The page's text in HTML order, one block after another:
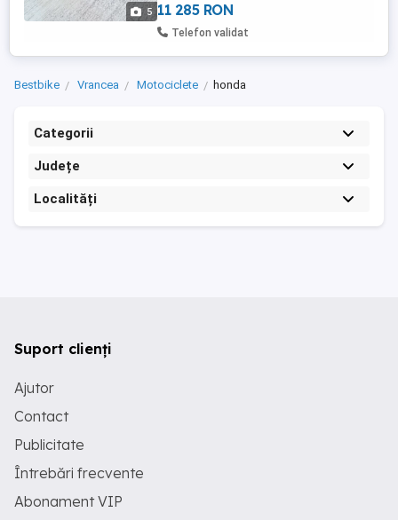
5 11 285 RON
Telefon validat
Bestbike Vrancea Motociclete honda
Categorii
Județe
Localități
Suport clienți
Ajutor
Contact
Publicitate
Întrebări frecvente
Abonament VIP